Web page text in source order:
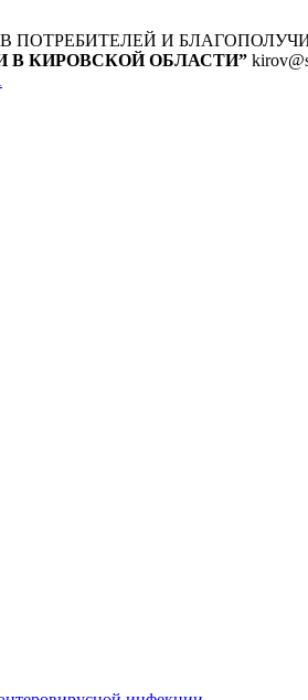
ПОТРЕБИТЕЛЕЙ И
В КИРОВСКОЙ ОБЛАСТИ”